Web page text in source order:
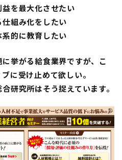
益を最大化させたい
仕組み化をしたい
系的に教育したい
挙がる給食業界ですが、こ
に受け止めて欲しい。
研究所はそう捉えています。